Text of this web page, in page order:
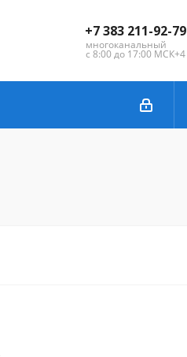
+7 383 211-92-79
многоканальный
с 8:00 до 17:00 МСК+4